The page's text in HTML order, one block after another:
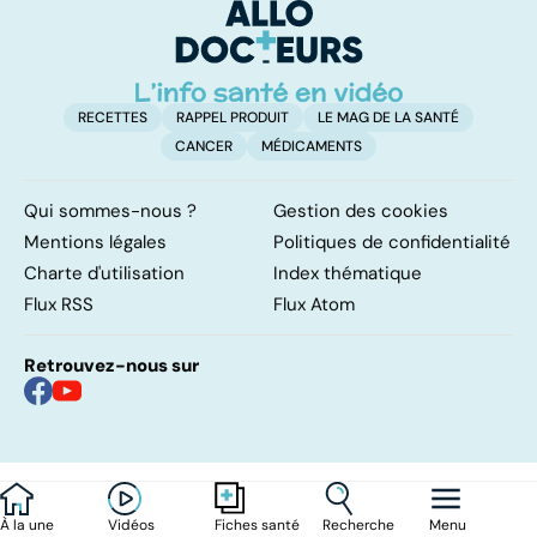
À la une Vidéos Fiches santé Recherche Menu
RECETTES RAPPEL PRODUIT
LE MAG DE LA SANTÉ
CANCER
MÉDICAMENTS
Qui sommes-nous ?
Gestion des cookies
Mentions légales
Politiques de confidentialité
Charte d'utilisation
Index thématique
Flux RSS
Flux Atom
Retrouvez-nous sur